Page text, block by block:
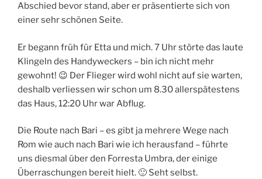
Abschied bevor stand, aber er präsentierte sich von
einer sehr schönen Seite.
Er begann früh für Etta und mich. 7 Uhr störte das laute
Klingeln des Handyweckers – bin ich nicht mehr
gewohnt! 😉 Der Flieger wird wohl nicht auf sie warten,
deshalb verliessen wir schon um 8.30 allerspätestens
das Haus, 12:20 Uhr war Abflug.
Die Route nach Bari – es gibt ja mehrere Wege nach
Rom wie auch nach Bari wie ich herausfand – führte
uns diesmal über den Forresta Umbra, der einige
Überraschungen bereit hielt. 🙂 Seht selbst.